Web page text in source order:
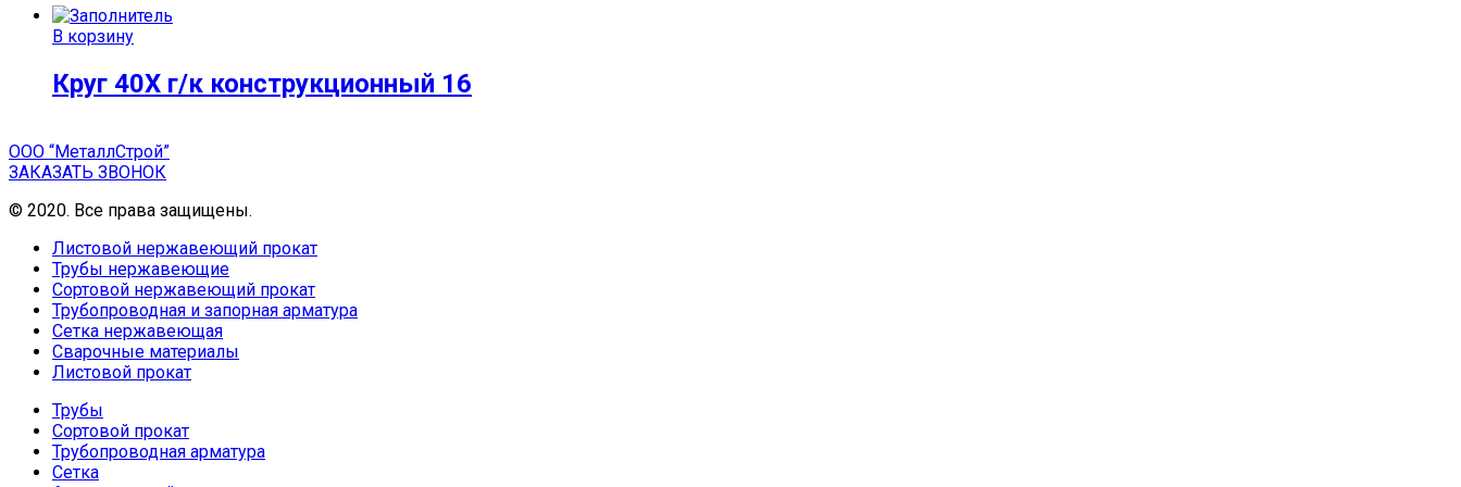
В корзину
Круг 40Х г/к конструкционный 16
ООО “МеталлСтрой”
ЗАКАЗАТЬ ЗВОНОК
© 2020. Все права защищены.
Листовой нержавеющий прокат
Трубы нержавеющие
Сортовой нержавеющий прокат
Трубопроводная и запорная арматура
Сетка нержавеющая
Сварочные материалы
Листовой прокат
Трубы
Сортовой прокат
Трубопроводная арматура
Сетка